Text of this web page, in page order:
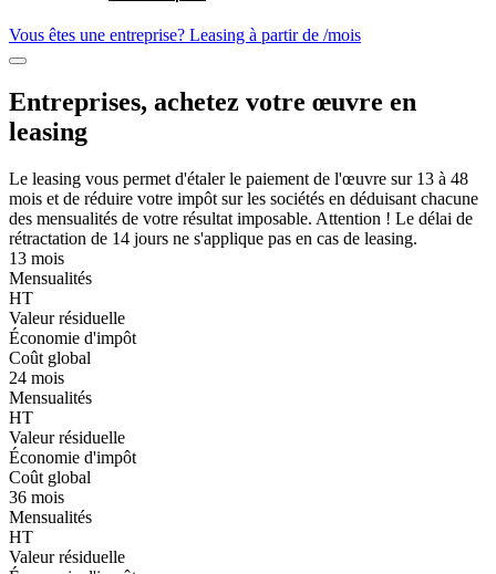
Vous êtes une entreprise? Leasing à partir de /mois
Entreprises, achetez votre œuvre en
leasing
Le leasing vous permet d'étaler le paiement de l'œuvre sur 13 à 48
mois et de réduire votre impôt sur les sociétés en déduisant chacune
des mensualités de votre résultat imposable. Attention ! Le délai de
rétractation de 14 jours ne s'applique pas en cas de leasing.
13 mois
Mensualités
HT
Valeur résiduelle
Économie d'impôt
Coût global
24 mois
Mensualités
HT
Valeur résiduelle
Économie d'impôt
Coût global
36 mois
Mensualités
HT
Valeur résiduelle